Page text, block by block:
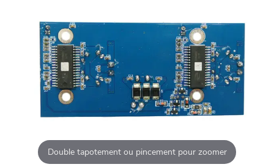
Double tapotement ou pincement pour zoomer